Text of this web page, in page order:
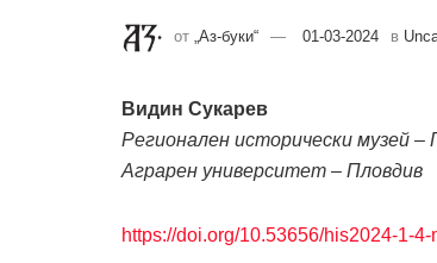
от „Аз-буки“ 01-03-2024 в
Видин Сукарев
Регионален исторически музей –
Аграрен университет – Пловдив
https://doi.org/10.53656/his2024-1-4-